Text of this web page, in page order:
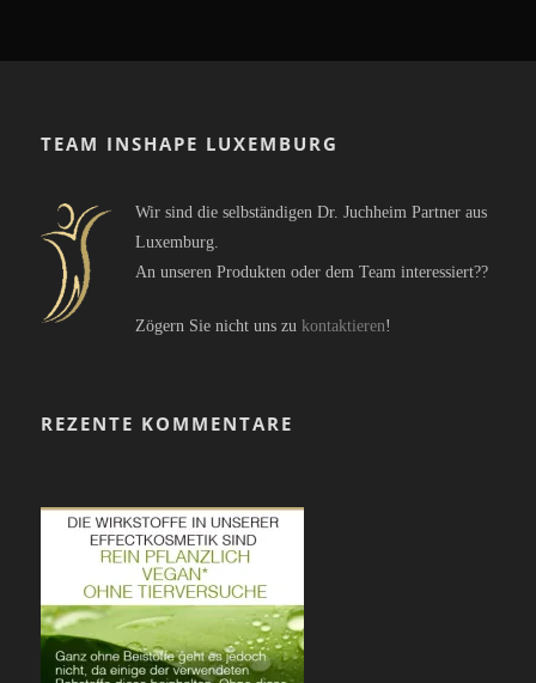
TEAM INSHAPE LUXEMBURG
Wir sind die selbständigen Dr. Juchheim Partner aus
Luxemburg.
An unseren Produkten oder dem Team interessiert??
Zögern Sie nicht uns zu kontaktieren!
REZENTE KOMMENTARE